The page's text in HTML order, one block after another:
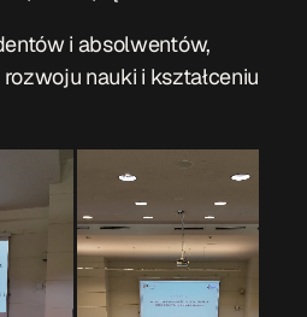
i absolwentów,
nauki i kształceniu